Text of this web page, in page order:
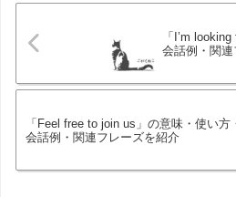
「I’m
会話例・関
「Feel free to join us」の意味・使い方
会話例・関連フレーズを紹介